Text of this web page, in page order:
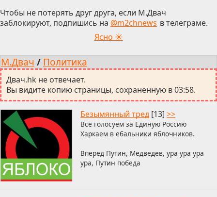
Чтобы не потерять друг друга, если М.Двач
заблокируют, подпишись на @m2chnews в телеграме.
Ясно ☀
М.Двач / Политика
Двач.hk не отвечает.
Вы видите копию страницы, сохраненную в 03:58.
Безымянный тред [13] >>
Все голосуем за Единую Россию
Харкаем в ебальники яблочников.
Вперед Путин, Медведев, ура ура ура
ура, Путин победа